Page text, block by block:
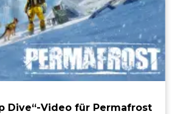
Dive“-Video für Permafrost